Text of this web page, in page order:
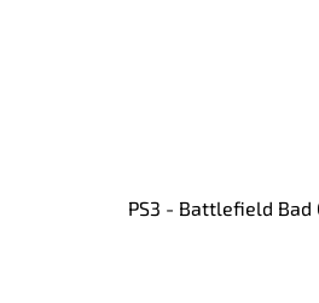
PS3 - Battlefield Bad